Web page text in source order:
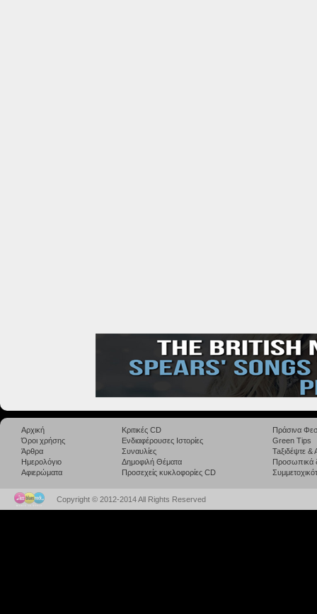
Αρχική
Όροι χρήσης
Άρθρα
Ημερολόγιο
Αφιερώματα
Κριτικές CD
Ενδιαφέρουσες Ιστορίες
Συναυλίες
Δημοφιλή Θέματα
Προσεχείς κυκλοφορίες CD
Πράσινα
Green Tips
Taξιδέψτε
Προσωπικά
Copyright © 2012-2014 All Rights Reserved